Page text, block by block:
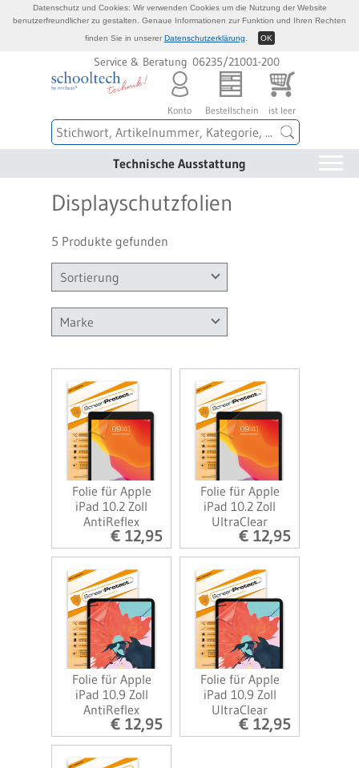
Service & Beratung 06235/21001-200
Konto Bestellschein ist leer
Technische Ausstattung
Displayschutzfolien
5 Produkte gefunden
Sortierung
Marke
Folie für Apple
iPad 10.2 Zoll
AntiReflex
€ 12,95
Folie für Apple
iPad 10.2 Zoll
UltraClear
€ 12,95
Folie für Apple
iPad 10.9 Zoll
AntiReflex
€ 12,95
Folie für Apple
iPad 10.9 Zoll
UltraClear
€ 12,95
Datenschutz und Cookies: Wir verwenden Cookies um die Nutzung der Website
benutzerfreundlicher zu gestalten. Genaue Informationen zur Funktion und Ihren Rechten
finden Sie in unserer Datenschutzerklärung OK